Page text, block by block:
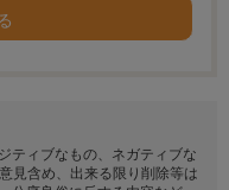
ティブなもの、ネガティブな
見含め、出来る限り削除等は